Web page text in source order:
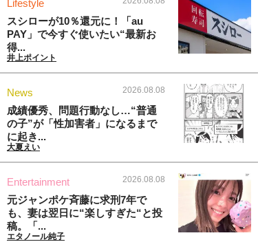
Lifestyle
スシローが10％還元に！「au
PAY」で今すぐ使いたい“最新お
得...
井上ポイント
News 2026.08.08
成績優秀、問題行動なし…“普通
の子”が「性加害者」になるまで
に起き...
大夏えい
Entertainment 2026.08.08
元ジャンポケ斉藤に求刑7年で
も、妻は翌日に“楽しすぎた“と投
稿。「...
エタノール純子